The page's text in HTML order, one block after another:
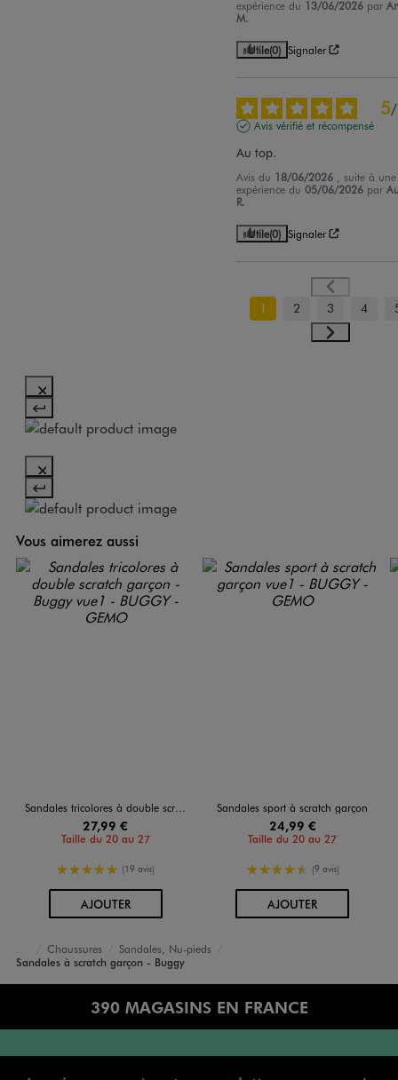
expérience du 13/06/2026 par
M.
Utile(0) Signaler
5/
Avis vérifié et récompensé
Au top.
Avis du 18/06/2026
, suite à une
expérience du05/06/2026 par
R.
Utile(0) Signaler
1 2 3 4
Vous aimerez aussi
Sandales tricolores à double scratch garçon - Buggy
27,99 €
Taille du 20 au 27
5/5 de moyenne
(19 avis)
AJOUTERAU PANIER
Sandales sport à scratch garçon
24,99 €
Taille du 20 au 27
4.5/5 de moyenne
(9 avis)
AJOUTERAU PANIER
Accueil
Garçon
Chaussures
Sandales, Nu-pieds
Sandales à scratch garçon - Buggy
390 MAGASINS EN FRANCE